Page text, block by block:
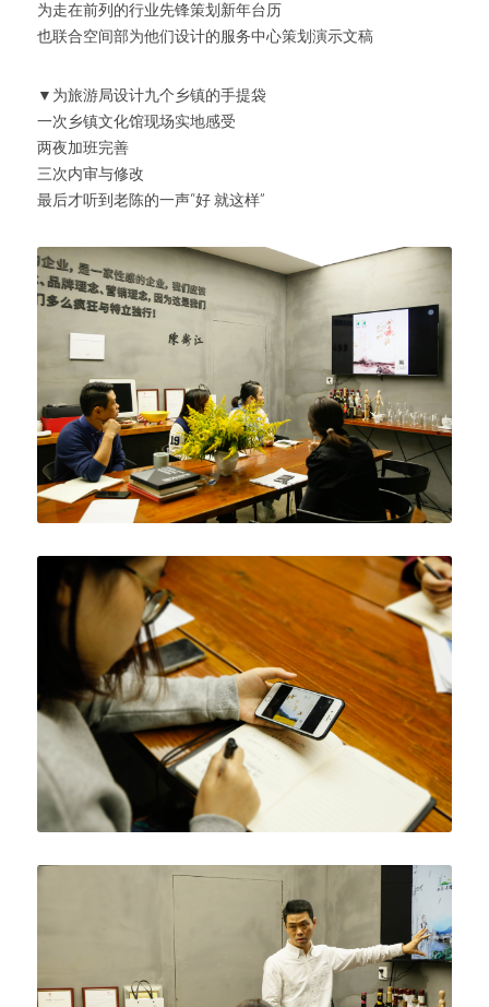
为走在前列的行业先锋策划新年台历
也联合空间部为他们设计的服务中心策划演示文稿
▼为旅游局设计九个乡镇的手提袋
一次乡镇文化馆现场实地感受
两夜加班完善
三次内审与修改
最后才听到老陈的一声“好 就这样”